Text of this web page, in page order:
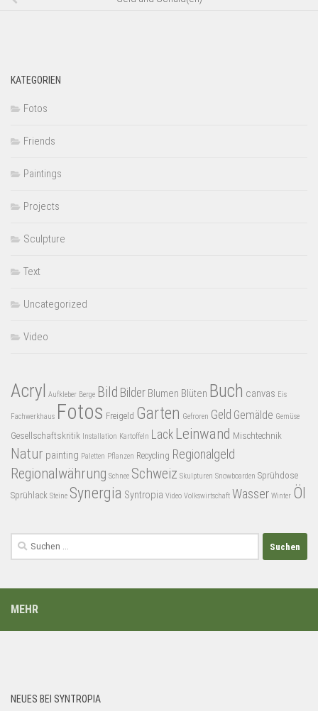
KATEGORIEN
Fotos
Friends
Paintings
Projects
Sculpture
Text
Uncategorized
Video
Acryl Aufkleber Berge Bild Bilder Blumen Blüten Buch canvas Eis
Fachwerkhaus Fotos Freigeld Garten Gefroren Geld Gemälde Gemüse
Gesellschaftskritik Installation Kartoffeln Lack Leinwand Mischtechnik
Natur painting Paletten Pflanzen Recycling Regionalgeld
Regionalwährung Schnee Schweiz Skulpturen Snowboarden Sprühdose
Sprühlack Steine Synergia Syntropia Video Volkswirtschaft Wasser Winter Öl
Suchen
nach:
MEHR
NEUES BEI SYNTROPIA